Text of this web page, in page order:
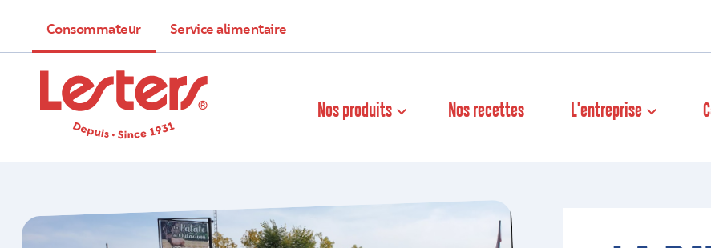
Consommateur Service alimentaire
Nos produits Nos recettes L'entreprise